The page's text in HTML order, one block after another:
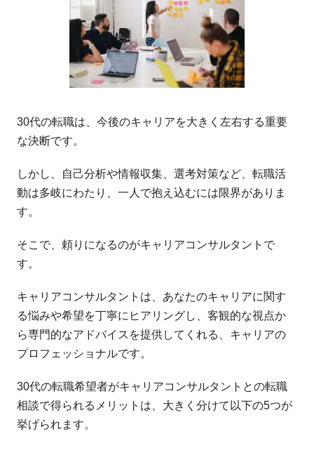
30代の転職は、今後のキャリアを大きく左右する重要
な決断です。
しかし、自己分析や情報収集、選考対策など、転職活
動は多岐にわたり、一人で抱え込むには限界がありま
す。
そこで、頼りになるのがキャリアコンサルタントで
す。
キャリアコンサルタントは、あなたのキャリアに関す
る悩みや希望を丁寧にヒアリングし、客観的な視点か
ら専門的なアドバイスを提供してくれる、キャリアの
プロフェッショナルです。
30代の転職希望者がキャリアコンサルタントとの転職
相談で得られるメリットは、大きく分けて以下の5つが
挙げられます。